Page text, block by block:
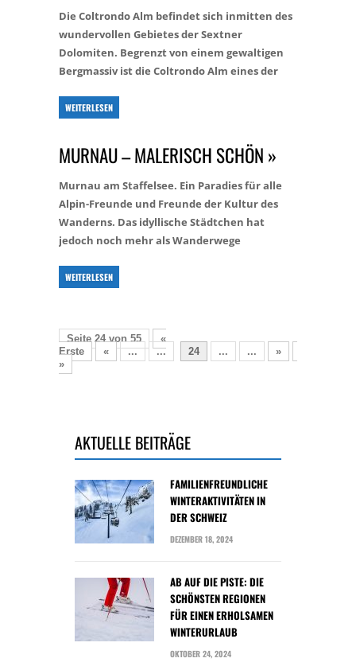
Die Coltrondo Alm befindet sich inmitten des
wundervollen Gebietes der Sextner
Dolomiten. Begrenzt von einem gewaltigen
Bergmassiv ist die Coltrondo Alm eines der
WEITERLESEN
MURNAU – MALERISCH SCHÖN »
Murnau am Staffelsee. Ein Paradies für alle
Alpin-Freunde und Freunde der Kultur des
Wanderns. Das idyllische Städtchen hat
jedoch noch mehr als Wanderwege
WEITERLESEN
Seite 24 von 55
«
Erste
« ... ... 24 ... ... »
»
AKTUELLE BEITRÄGE
FAMILIENFREUNDLICHE
WINTERAKTIVITÄTEN IN
DER SCHWEIZ
DEZEMBER 18, 2024
AB AUF DIE PISTE: DIE
SCHÖNSTEN REGIONEN
FÜR EINEN ERHOLSAMEN
WINTERURLAUB
OKTOBER 24, 2024